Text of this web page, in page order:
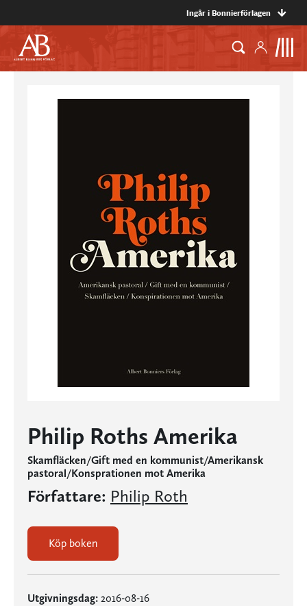
Ingår i Bonnierförlagen
Philip Roths Amerika
Skamfläcken/Gift med en kommunist/Amerikansk
pastoral/Konsprationen mot Amerika
Författare: Philip Roth
Köp boken
Utgivningsdag: 2016-08-16